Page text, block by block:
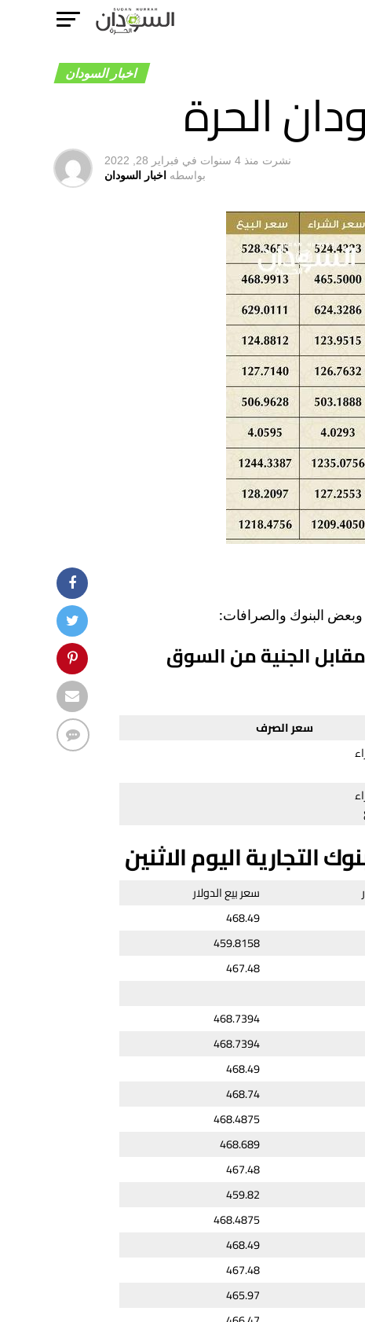
اخبار السودان
الحرة
نشرت منذ 4 سنوات في فبراير 28, 2022
بواسطه اخبار السودان
وبعض البنوك والصرافات:
الجنية من السوق
سعر الصرف
التجارية اليوم الاثنين
سعر بيع الدولار
468.49
459.8158
467.48
468.7394
468.7394
468.49
468.74
468.4875
468.689
467.48
459.82
468.4875
468.49
467.48
465.97